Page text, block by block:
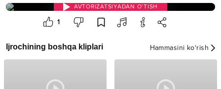
AVTORIZATSIYADAN O‘TISH
1
Ijrochining boshqa kliplari Hammasini ko‘rish